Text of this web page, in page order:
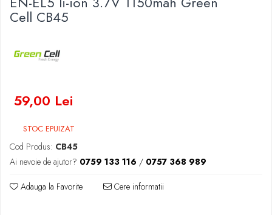
Becuri LED
Lanterne
Electrice
Prelungitoare
Stabilizatoare tensiune
Ventilatoare
Cablu coaxial
Baterii Zinc-Aer
Cell CB45
59,00 Lei
STOC EPUIZAT
Cod Produs: CB45
Ai nevoie de ajutor? 0759 133 116 / 0757 368 989
Adauga la Favorite Cere informatii